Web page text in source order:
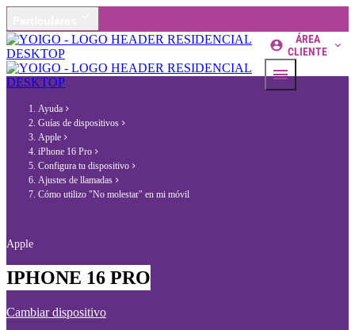
ÁREA
CLIENTE
Ayuda
Guías de dispositivos
Apple
iPhone 16 Pro
Configura tu dispositivo
Ajustes de llamadas
Cómo utilizo "No molestar" en mi móvil
Apple
IPHONE 16 PRO
Cambiar dispositivo